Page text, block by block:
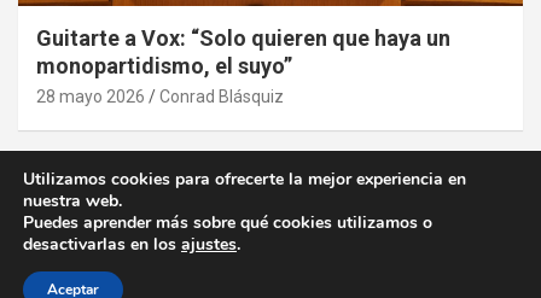
Guitarte a Vox: “Solo quieren que haya un
monopartidismo, el suyo”
28 mayo 2026 Conrad Blásquiz
desde la Aljafería
Tema por:
Theme Horse
Utilizamos cookies para ofrecerte la mejor experiencia en
nuestra web.
Puedes aprender más sobre qué cookies utilizamos o
desactivarlas en los ajustes.
Aceptar